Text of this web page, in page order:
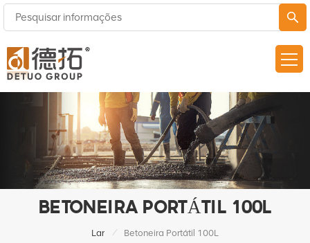
BETONEIRA PORTÁTIL 100L
Lar / Betoneira Portátil 100L